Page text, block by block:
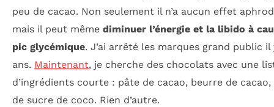
peu de cacao. Non seulement il n’a aucun effet
mais il peut même diminuer l’énergie et la libido à
pic glycémique. J’ai arrêté les marques grand public il
ans. Maintenant, je cherche des chocolats avec une
d’ingrédients courte : pâte de cacao, beurre de
de sucre de coco. Rien d’autre.